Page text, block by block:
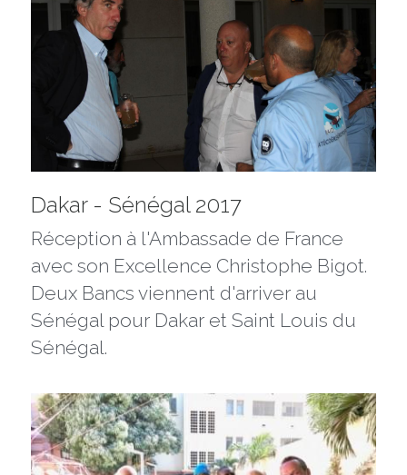
Dakar - Sénégal 2017
Réception à l'Ambassade de France
avec son Excellence Christophe Bigot.
Deux Bancs viennent d'arriver au
Sénégal pour Dakar et Saint Louis du
Sénégal.